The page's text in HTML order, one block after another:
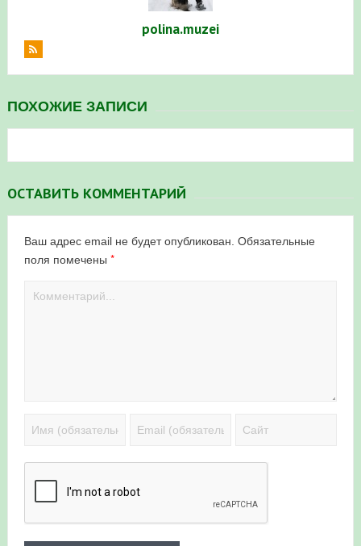
polina.muzei
ПОХОЖИЕ ЗАПИСИ
ОСТАВИТЬ КОММЕНТАРИЙ
Ваш адрес email не будет опубликован. Обязательные
поля помечены *